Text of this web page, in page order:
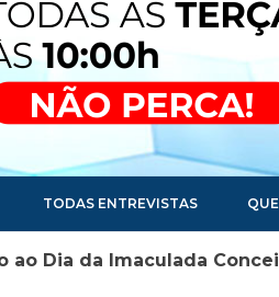
TODAS ENTREVISTAS
ao Dia da Imaculada